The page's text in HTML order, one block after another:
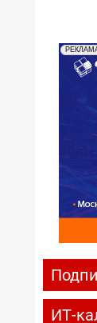
ИТ-